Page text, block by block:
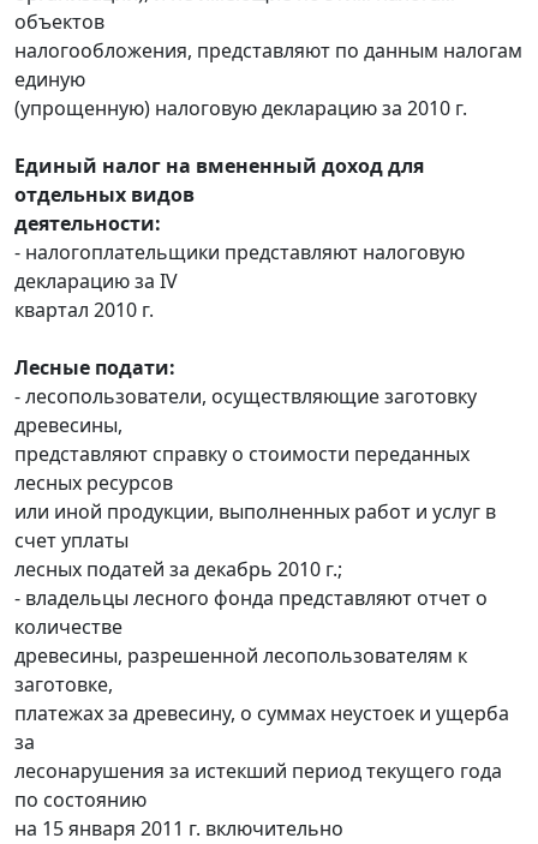
объектов
налогообложения, представляют по данным налогам
единую
(упрощенную) налоговую декларацию за 2010 г.
Единый налог на вмененный доход для
отдельных видов
деятельности:
- налогоплательщики представляют налоговую
декларацию за IV
квартал 2010 г.
Лесные подати:
- лесопользователи, осуществляющие заготовку
древесины,
представляют справку о стоимости переданных
лесных ресурсов
или иной продукции, выполненных работ и услуг в
счет уплаты
лесных податей за декабрь 2010 г.;
- владельцы лесного фонда представляют отчет о
количестве
древесины, разрешенной лесопользователям к
заготовке,
платежах за древесину, о суммах неустоек и ущерба
за
лесонарушения за истекший период текущего года
по состоянию
на 15 января 2011 г. включительно